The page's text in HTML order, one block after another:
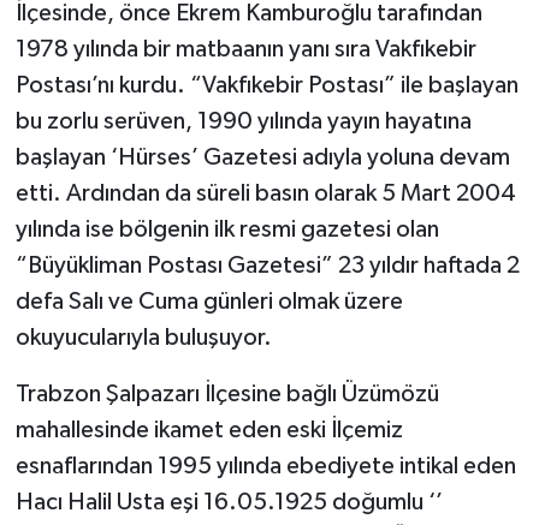
İlçesinde, önce Ekrem Kamburoğlu tarafından
1978 yılında bir matbaanın yanı sıra Vakfıkebir
Postası’nı kurdu. “Vakfıkebir Postası” ile başlayan
bu zorlu serüven, 1990 yılında yayın hayatına
başlayan ‘Hürses’ Gazetesi adıyla yoluna devam
etti. Ardından da süreli basın olarak 5 Mart 2004
yılında ise bölgenin ilk resmi gazetesi olan
“Büyükliman Postası Gazetesi” 23 yıldır haftada 2
defa Salı ve Cuma günleri olmak üzere
okuyucularıyla buluşuyor.
Trabzon Şalpazarı İlçesine bağlı Üzümözü
mahallesinde ikamet eden eski İlçemiz
esnaflarından 1995 yılında ebediyete intikal eden
Hacı Halil Usta eşi 16.05.1925 doğumlu ‘’